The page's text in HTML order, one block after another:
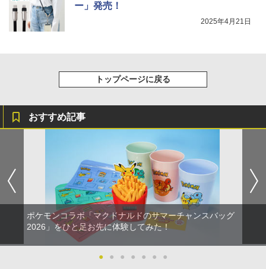
ー」発売！
2025年4月21日
トップページに戻る
おすすめ記事
ポケモンコラボ「マクドナルドのサマーチャンスバッグ
2026」をひと足お先に体験してみた！
● ● ● ● ● ● ●